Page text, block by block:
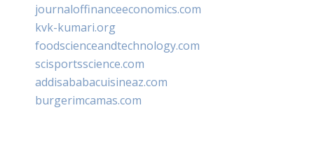
journaloffinanceeconomics.com
kvk-kumari.org
foodscienceandtechnology.com
scisportsscience.com
addisababacuisineaz.com
burgerimcamas.com